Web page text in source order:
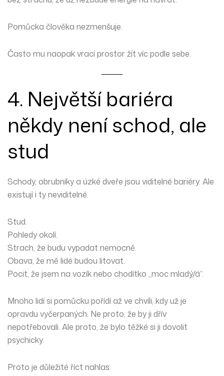
Pomůcka člověka nezmenšuje.
Často mu naopak vrací prostor žít víc podle sebe.
4. Největší bariéra
někdy není schod, ale
stud
Schody, obrubníky a úzké dveře jsou viditelné bariéry. Ale
existují i ty neviditelné.
Stud.
Pohledy okolí.
Strach, že budu vypadat nemocně.
Obava, že mě lidé budou litovat.
Pocit, že jsem na vozík nebo chodítko „moc mladý/á“.
Mnoho lidí si pomůcku pořídí až ve chvíli, kdy už je
opravdu vyčerpaných. Ne proto, že by ji dřív
nepotřebovali. Ale proto, že bylo těžké si ji dovolit
psychicky.
Proto je důležité říct nahlas: